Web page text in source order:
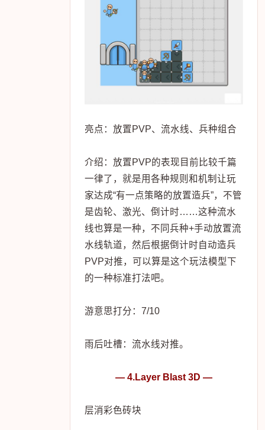
亮点：放置PVP、流水线、兵种组合
介绍：放置PVP的表现目前比较千篇
一律了，就是用各种规则和机制让玩
家达成“有一点策略的放置造兵”，不管
是齿轮、激光、倒计时……这种流水
线也算是一种，不同兵种+手动放置流
水线轨道，然后根据倒计时自动造兵
PVP对推，可以算是这个玩法模型下
的一种标准打法吧。
游意思打分：7/10
雨后吐槽：流水线对推。
— 4.Layer Blast 3D —
层消彩色砖块